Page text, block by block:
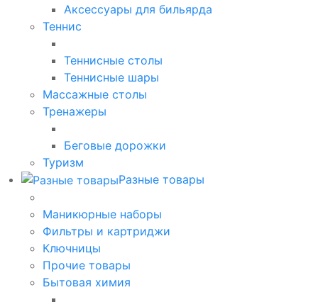
Аксессуары для бильярда
Теннис
Теннисные столы
Теннисные шары
Массажные столы
Тренажеры
Беговые дорожки
Туризм
Разные товары
Маникюрные наборы
Фильтры и картриджи
Ключницы
Прочие товары
Бытовая химия